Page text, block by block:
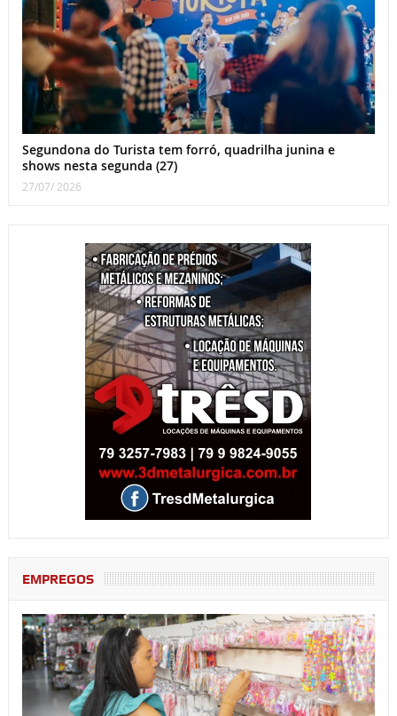
Segundona do Turista tem forró, quadrilha junina e
shows nesta segunda (27)
27/07/ 2026
EMPREGOS